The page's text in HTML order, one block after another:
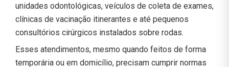
unidades odontológicas, veículos de coleta de exames,
clínicas de vacinação itinerantes e até pequenos
consultórios cirúrgicos instalados sobre rodas.
Esses atendimentos, mesmo quando feitos de forma
temporária ou em domicílio, precisam cumprir normas